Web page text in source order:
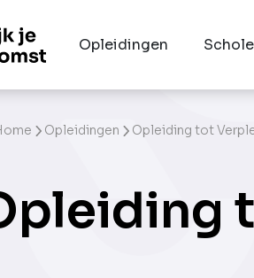
Opleidingen
Opleidingen Opleiding tot